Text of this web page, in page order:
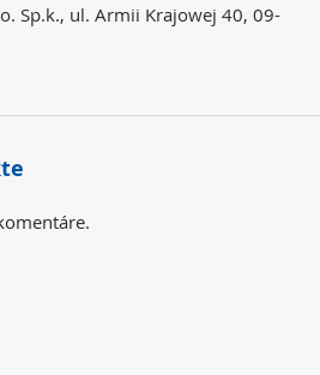
Sp.k., ul. Armii Krajowej 40, 09-